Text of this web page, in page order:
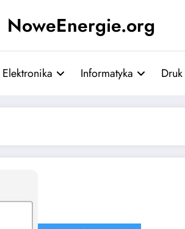
NoweEnergie.org
Elektronika Informatyka